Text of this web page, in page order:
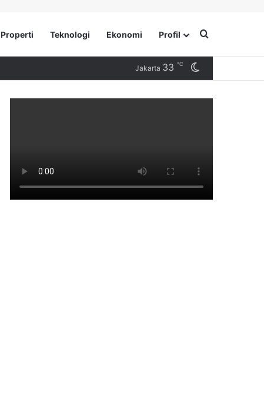
Properti Teknologi Ekonomi Profil Search for
Jakarta 33 ℃